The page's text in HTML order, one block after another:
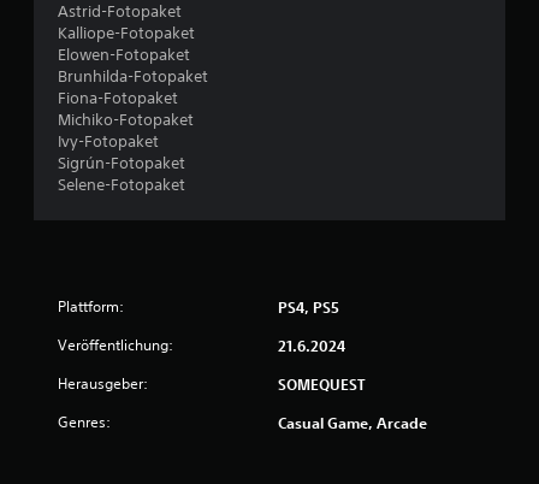
n
Astrid-Fotopaket
Kalliope-Fotopaket
Elowen-Fotopaket
Brunhilda-Fotopaket
Fiona-Fotopaket
Michiko-Fotopaket
Ivy-Fotopaket
Sigrún-Fotopaket
Selene-Fotopaket
Plattform: PS4, PS5
Veröffentlichung: 21.6.2024
Herausgeber: SOMEQUEST
Genres: Casual Game, Arcade